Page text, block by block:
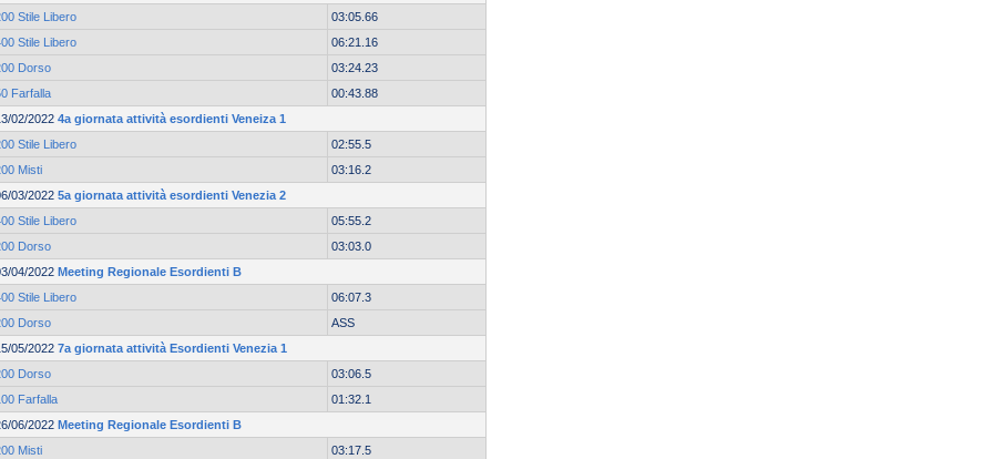
Stile Libero
03:05.66
Stile Libero
06:21.16
Dorso
03:24.23
Farfalla
00:43.88
02/2022 4a giornata attività esordienti Veneiza 1
Stile Libero
02:55.5
Misti
03:16.2
03/2022 5a giornata attività esordienti Venezia 2
Stile Libero
05:55.2
Dorso
03:03.0
04/2022 Meeting Regionale Esordienti B
Stile Libero
06:07.3
Dorso
ASS
05/2022 7a giornata attività Esordienti Venezia 1
Dorso
03:06.5
Farfalla
01:32.1
06/2022 Meeting Regionale Esordienti B
Misti
03:17.5